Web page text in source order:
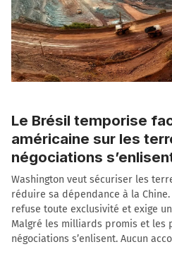
Le Brésil temporise
américaine sur les
négociations
Washington veut sécuriser les
réduire sa dépendance à la
refuse toute exclusivité et exige
Malgré les milliards promis et les
négociations s’enlisent. Aucun